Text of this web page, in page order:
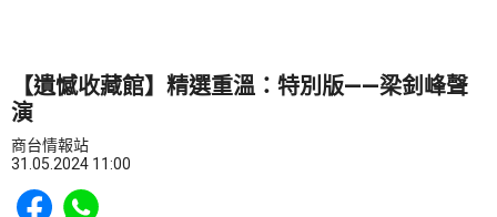
【遺憾收藏館】精選重溫：特別版——梁釗峰聲
演
商台情報站
31.05.2024 11:00
Share to Facebook
Share to WhatsApp